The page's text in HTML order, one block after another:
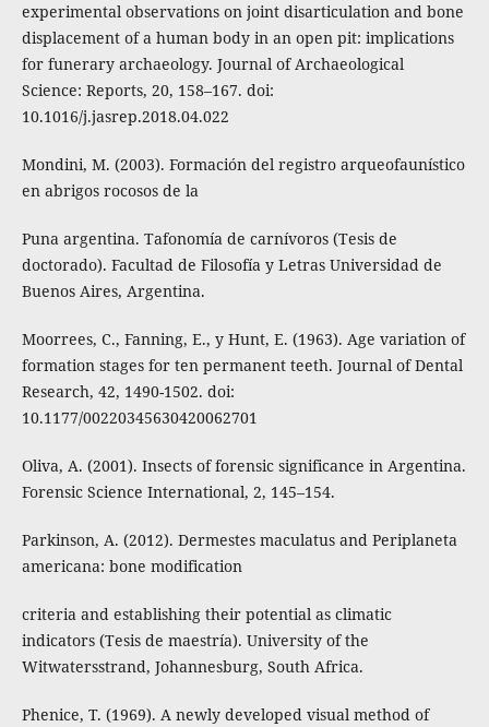
experimental observations on joint disarticulation and bone
displacement of a human body in an open pit: implications
for funerary archaeology. Journal of Archaeological
Science: Reports, 20, 158–167. doi:
10.1016/j.jasrep.2018.04.022
Mondini, M. (2003). Formación del registro arqueofaunístico
en abrigos rocosos de la
Puna argentina. Tafonomía de carnívoros (Tesis de
doctorado). Facultad de Filosofía y Letras Universidad de
Buenos Aires, Argentina.
Moorrees, C., Fanning, E., y Hunt, E. (1963). Age variation of
formation stages for ten permanent teeth. Journal of Dental
Research, 42, 1490-1502. doi:
10.1177/00220345630420062701
Oliva, A. (2001). Insects of forensic significance in Argentina.
Forensic Science International, 2, 145–154.
Parkinson, A. (2012). Dermestes maculatus and Periplaneta
americana: bone modification
criteria and establishing their potential as climatic
indicators (Tesis de maestría). University of the
Witwatersstrand, Johannesburg, South Africa.
Phenice, T. (1969). A newly developed visual method of